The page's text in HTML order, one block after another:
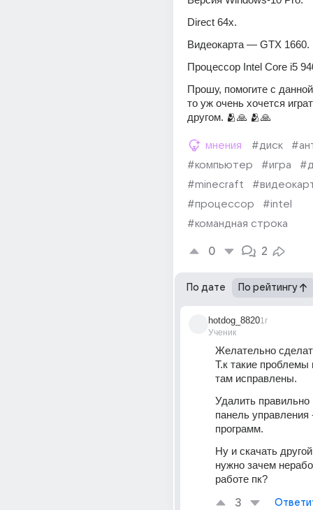
Direct 64x.
Видеокарта — GTX 1660.
Процессор Intel Core i5
Прошу, помогите с
то уж очень хочется
другом. 🫂🙏 🫂🙏
мнения #диск
#компьютер
#игра
#minecraft
#процессор
#intel
#командная строка
0 2
По дате По рейтингу
hotdog_8820
Ученик
1г
Желательно
Т.к такие проблемы
там исправлены.
Удалить правильно
панель управления
программ.
Ну и скачать
нужно зачем
работе пк?
3